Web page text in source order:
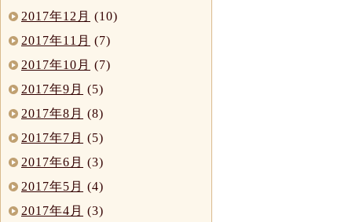
2017年12月 (10)
2017年11月 (7)
2017年10月 (7)
2017年9月 (5)
2017年8月 (8)
2017年7月 (5)
2017年6月 (3)
2017年5月 (4)
2017年4月 (3)